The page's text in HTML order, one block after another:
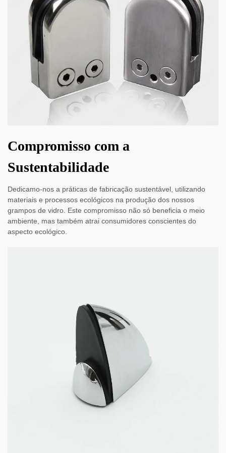
Compromisso com a
Sustentabilidade
Dedicamo-nos a práticas de fabricação sustentável, utilizando
materiais e processos ecológicos na produção dos nossos
grampos de vidro. Este compromisso não só beneficia o meio
ambiente, mas também atrai consumidores conscientes do
aspecto ecológico.